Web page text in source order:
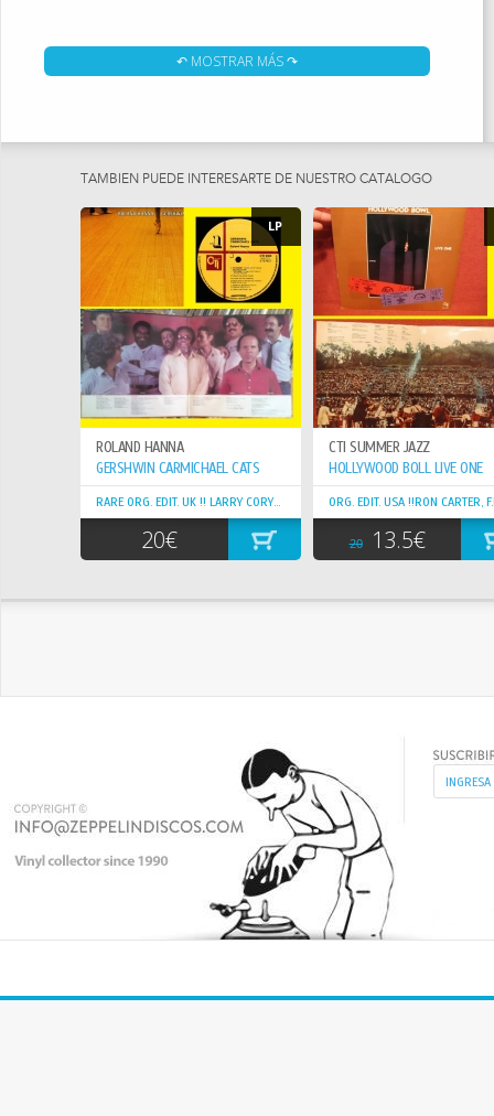
GENIO COMO POCOS MUSICOS DE JAZZ LO AN SIDO ..PODEROSO
DIRECTO DE GROVER WASHINTON JR, UNO DE LOS GRANDES SAXOS
GRABADO EN VIVO EN MAYO DE 1977 EN EL BIJOU CAFE EN
DE ÁLBUMES DE JAZZ Y EL NÚMERO CUATRO EN LAS LISTAS DE
ÁLBUMES DE SOUL. ESTE SERÍA EL ÚLTIMO ÁLBUM DE GROVER
PRODUCIDO POR CREED TAYLOR .
SIGUIENDO EL EJEMPLO DE SUS COMPAÑEROS , COMO CURTIS
MAYFIELD Y LES MCCANN, GROVER WASHINGTON JR. UTILIZA EN VIVO
EN EL BIJOU'S AJUSTE DE CONCIERTO PARA DESARROLLAR LAS
RANURAS QUE ALIMENTAN SU REPERTORIO Y PARA MOSTRAR EL
TALENTO DE SU EQUIPO DE APOYO. LA SECCIÓN RÍTMICA DE TRES
PIEZAS ESTÁ EN PLENA FORMA ESPECIALMENTE FINA, SOBRE TODO
EVITANDO LA FLUIDEZ DEL JAZZ EN FAVOR DE ATREVIDA, FUNK
ALEGRE QUE CULMINA CERCA DEL FINAL DEL DISCO CON "SAUSALITO"
(CON EL PERCUSIONISTA LEONARD GIBBS) Y "FUNKFOOT." FLAUTISTA
LESLIE REBABAS TOMA EL CENTRO DEL ESCENARIO CON UN LARGO
SOLO DE WASHINGTON AL ESTILO DE "DÍAS DE NUESTRAS VIDAS", Y
EL TECLISTA JAMES SIMMONS Y EL VIOLINISTA JOHN BLAKE TAMBIÉN
TIENEN SUS MOMENTOS DE FIRMA. PERO EL CENTRO DE ATENCIÓN
TODO DICHO,VIVEN EN EL BIJOU SE UBICA JUSTO DETRÁS DE INNER
↶ MOSTRAR MÁS ↷
TAMBIEN PUEDE INTERESARTE DE NUESTRO CATÁLOGO
LP
ROLAND HANNA
GERSHWIN CARMICHAEL CATS
RARE ORG. EDIT. UK !! LARRY CORYELL, CHET BAKER
20€
CTI SUMMER JAZZ
HOLLYWOOD BOLL LIVE ONE
20 13.5€